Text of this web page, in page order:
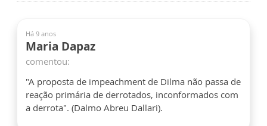
Há 9 anos
Maria Dapaz
comentou:
"A proposta de impeachment de Dilma não passa de
reação primária de derrotados, inconformados com
a derrota". (Dalmo Abreu Dallari).